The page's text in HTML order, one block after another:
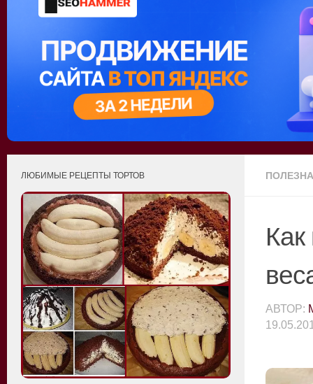
Как
АВТОР:
ЛЮБИМЫЕ РЕЦЕПТЫ ТОРТОВ